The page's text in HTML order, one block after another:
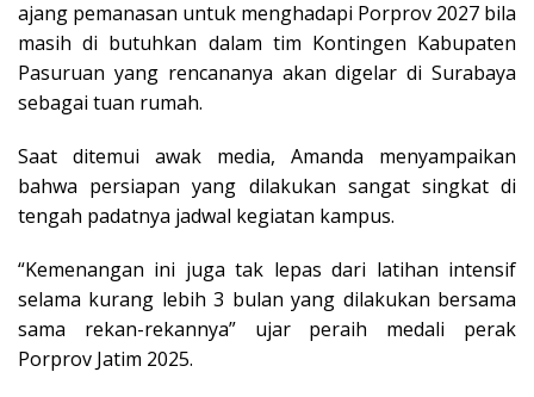
ajang pemanasan untuk menghadapi Porprov 2027 bila
masih di butuhkan dalam tim Kontingen Kabupaten
Pasuruan yang rencananya akan digelar di Surabaya
sebagai tuan rumah.
Saat ditemui awak media, Amanda menyampaikan
bahwa persiapan yang dilakukan sangat singkat di
tengah padatnya jadwal kegiatan kampus.
“Kemenangan ini juga tak lepas dari latihan intensif
selama kurang lebih 3 bulan yang dilakukan bersama
sama rekan-rekannya” ujar peraih medali perak
Porprov Jatim 2025.